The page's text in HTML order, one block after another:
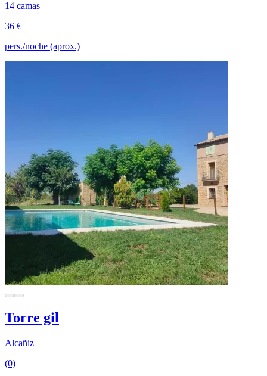
14 camas
36 €
pers./noche (aprox.)
Torre gil
Alcañiz
(0)